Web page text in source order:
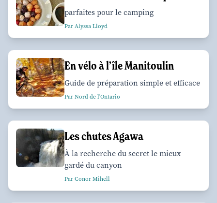
parfaites pour le camping
Par Alyssa Lloyd
En vélo à l’île Manitoulin
Guide de préparation simple et efficace
Par Nord de l'Ontario
Les chutes Agawa
À la recherche du secret le mieux
gardé du canyon
Par Conor Mihell